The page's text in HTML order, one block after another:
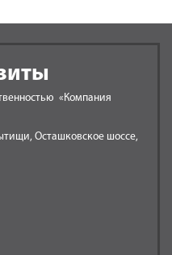
«Компания
Осташковское шоссе,